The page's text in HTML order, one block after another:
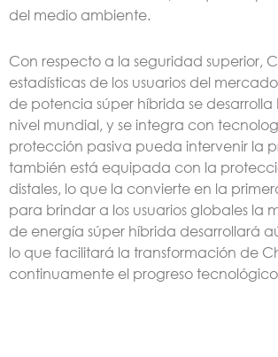
del medio ambiente.
Con respecto a la seguridad superior,
estadísticas de los usuarios del
de potencia súper híbrida se
nivel mundial, y se integra con
protección pasiva pueda intervenir la
también está equipada con la
distales, lo que la convierte en la
para brindar a los usuarios globales
de energía súper híbrida desarrollará
lo que facilitará la transformación de
continuamente el progreso